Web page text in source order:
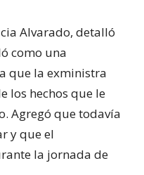
Alvarado, detalló
como una
que la exministra
los hechos que le
Agregó que todavía
y que el
la jornada de